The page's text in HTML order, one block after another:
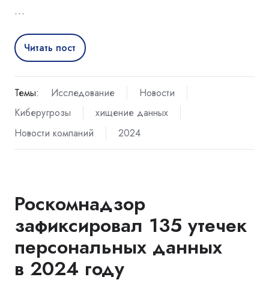
…
Читать пост
Темы: Исследование
Новости
Киберугрозы
хищение данных
Новости компаний
2024
Роскомнадзор
зафиксировал 135 утечек
персональных данных
в 2024 году